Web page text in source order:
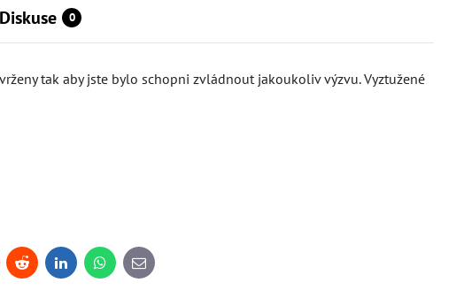
Diskuse 0
tak aby jste bylo schopni zvládnout jakoukoliv výzvu. Vyztužené
RedditLinkedInWhatsApp
E-
mail